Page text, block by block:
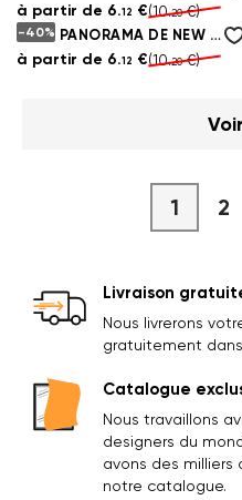
à partir de 6.12 €(10.20€)
-40% BEAU PANORAMA DE NEW YORK D'EN HAUT
à partir de 6.12 €(10.20€)
1 2
Livraison
Nous livrerons
gratuitement
Catalogue
Nous travaillons
designers du
avons des milliers
notre catalogue.